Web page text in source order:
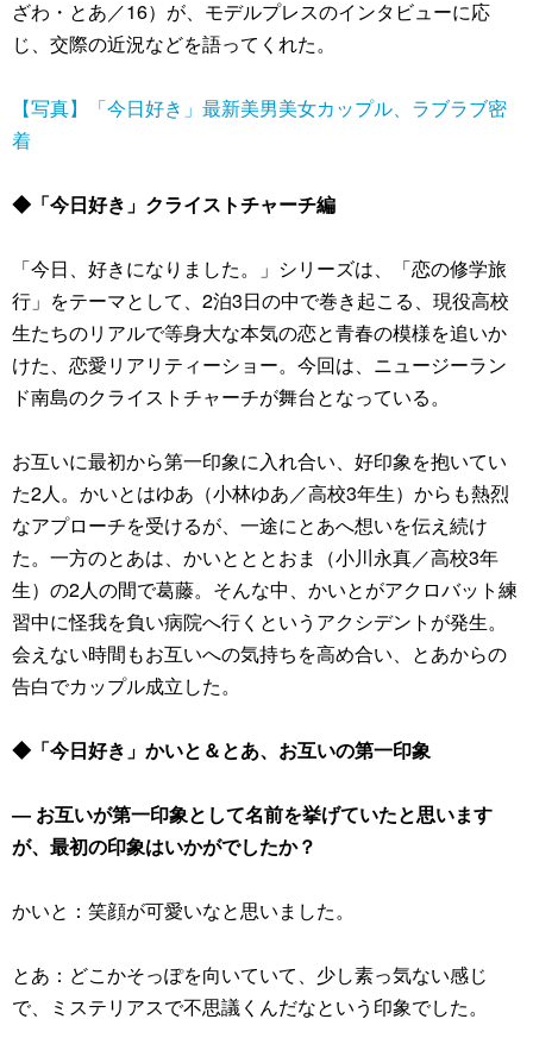
ざわ・とあ／16）が、モデルプレスのインタビューに応
じ、交際の近況などを語ってくれた。
【写真】「今日好き」最新美男美女カップル、ラブラブ密
着
◆「今日好き」クライストチャーチ編
「今日、好きになりました。」シリーズは、「恋の修学旅
行」をテーマとして、2泊3日の中で巻き起こる、現役高校
生たちのリアルで等身大な本気の恋と青春の模様を追いか
けた、恋愛リアリティーショー。今回は、ニュージーラン
ド南島のクライストチャーチが舞台となっている。
お互いに最初から第一印象に入れ合い、好印象を抱いてい
た2人。かいとはゆあ（小林ゆあ／高校3年生）からも熱烈
なアプローチを受けるが、一途にとあへ想いを伝え続け
た。一方のとあは、かいとととおま（小川永真／高校3年
生）の2人の間で葛藤。そんな中、かいとがアクロバット練
習中に怪我を負い病院へ行くというアクシデントが発生。
会えない時間もお互いへの気持ちを高め合い、とあからの
告白でカップル成立した。
◆「今日好き」かいと＆とあ、お互いの第一印象
― お互いが第一印象として名前を挙げていたと思います
が、最初の印象はいかがでしたか？
かいと：笑顔が可愛いなと思いました。
とあ：どこかそっぽを向いていて、少し素っ気ない感じ
で、ミステリアスで不思議くんだなという印象でした。